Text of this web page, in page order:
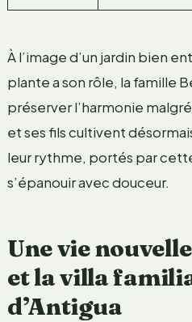
À l’image d’un jardin bien
plante a son rôle, la famille
préserver l’harmonie
et ses fils cultivent
leur rythme, portés par
s’épanouir avec douceur.
Une vie
et la villa
d’Antigua